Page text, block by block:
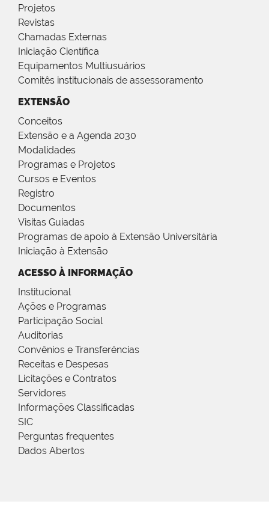
Projetos
Revistas
Chamadas Externas
Iniciação Científica
Equipamentos Multiusuários
Comitês institucionais de assessoramento
EXTENSÃO
Conceitos
Extensão e a Agenda 2030
Modalidades
Programas e Projetos
Cursos e Eventos
Registro
Documentos
Visitas Guiadas
Programas de apoio à Extensão Universitária
Iniciação à Extensão
ACESSO À INFORMAÇÃO
Institucional
Ações e Programas
Participação Social
Auditorias
Convênios e Transferências
Receitas e Despesas
Licitações e Contratos
Servidores
Informações Classificadas
SIC
Perguntas frequentes
Dados Abertos